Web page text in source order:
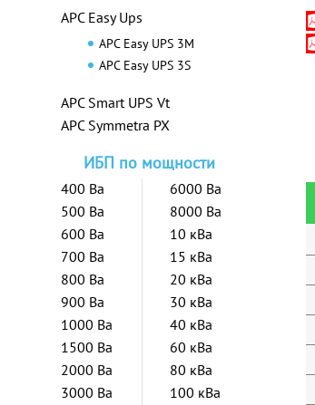
APC Easy Ups
APC Easy UPS 3M
APC Easy UPS 3S
APC Smart UPS Vt
APC Symmetra PX
ИБП по мощности
400 Ва
6000 Ва
500 Ва
8000 Ва
600 Ва
10 кВа
700 Ва
15 кВа
800 Ва
20 кВа
900 Ва
30 кВа
1000 Ва
40 кВа
1500 Ва
60 кВа
2000 Ва
80 кВа
3000 Ва
100 кВа